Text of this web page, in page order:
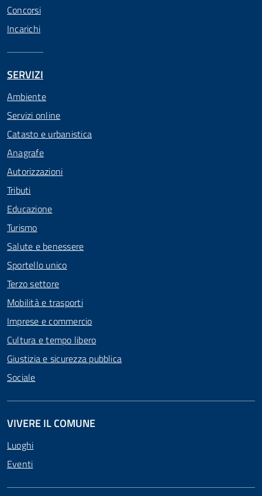
Concorsi
Incarichi
SERVIZI
Ambiente
Servizi online
Catasto e urbanistica
Anagrafe
Autorizzazioni
Tributi
Educazione
Turismo
Salute e benessere
Sportello unico
Terzo settore
Mobilità e trasporti
Imprese e commercio
Cultura e tempo libero
Giustizia e sicurezza pubblica
Sociale
VIVERE IL COMUNE
Luoghi
Eventi